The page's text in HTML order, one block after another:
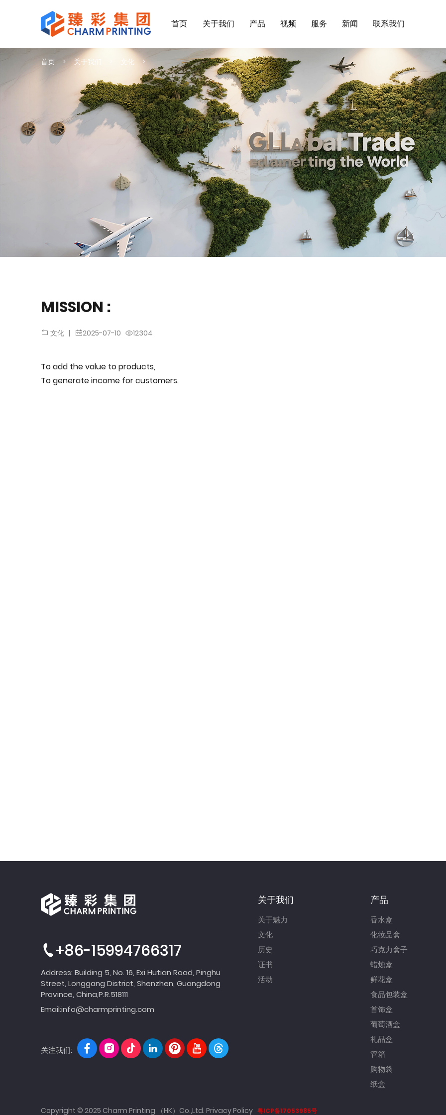
首页 关于我们 产品 视频 服务 新闻 联系我们
首页 关于我们 文化
MISSION :
文化 | 2025-07-10 12304
To add the value to products,
To generate income for customers.
+86-15994766317
Address: Building 5, No. 16, Exi Hutian Road, Pinghu
Street, Longgang District, Shenzhen, Guangdong
Province, China,P.R.518111
Email:info@charmprinting.com
关注我们:
关于我们
关于魅力
文化
历史
证书
活动
产品
香水盒
化妆品盒
巧克力盒子
蜡烛盒
鲜花盒
食品包装盒
首饰盒
葡萄酒盒
礼品盒
管箱
购物袋
纸盒
Copyright © 2025 Charm Printing （HK）Co.,Ltd.Privacy Policy 粤ICP备17053985号